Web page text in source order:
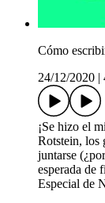
Cómo
24/12/2020
¡Se hizo el
Rotstein, los
juntarse
esperada de
Especial de